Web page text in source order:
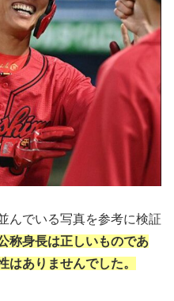
んでいる写真を参考に検証
称身長は正しいものであ
はありませんでした。